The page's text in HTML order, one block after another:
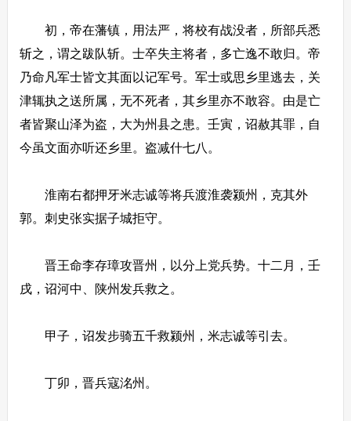
初，帝在藩镇，用法严，将校有战没者，所部兵悉
斩之，谓之跋队斩。士卒失主将者，多亡逸不敢归。帝
乃命凡军士皆文其面以记军号。军士或思乡里逃去，关
津辄执之送所属，无不死者，其乡里亦不敢容。由是亡
者皆聚山泽为盗，大为州县之患。壬寅，诏赦其罪，自
今虽文面亦听还乡里。盗减什七八。
淮南右都押牙米志诚等将兵渡淮袭颍州，克其外
郭。刺史张实据子城拒守。
晋王命李存璋攻晋州，以分上党兵势。十二月，壬
戌，诏河中、陕州发兵救之。
甲子，诏发步骑五千救颍州，米志诚等引去。
丁卯，晋兵寇洺州。